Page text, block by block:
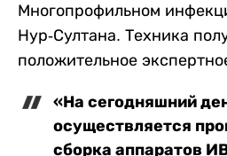
Многопрофильном
Нур-Султана. Техника
положительное
«На сегодняшний
осуществляется
сборка аппаратов